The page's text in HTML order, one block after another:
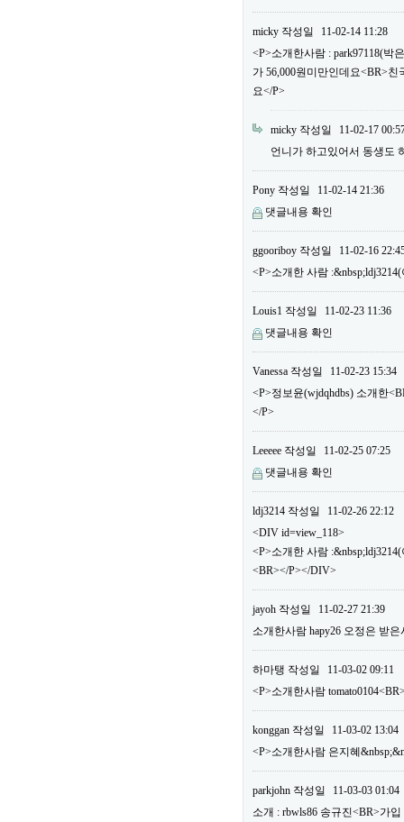
micky 작성일
11-02-14 11:28
<P>소개한사람 : park97118(박
가 56,000원미만인데요<BR>
요</P>
micky 작성일
11-02-17
언니가 하고있어서 동생도
Pony 작성일
11-02-14 21:36
댓글내용 확인
ggooriboy 작성일
11-02-16
<P>소개한 사람
Louis1 작성일
11-02-23 11:36
댓글내용 확인
Vanessa 작성일
11-02-23 15:34
<P>정보윤(wjdqhdbs) 소개한
</P>
Leeeee 작성일
11-02-25 07:25
댓글내용 확인
ldj3214 작성일
11-02-26 22:12
<DIV id=view_118>
<P>소개한 사람
<BR></P></DIV>
jayoh 작성일
11-02-27 21:39
소개한사람 hapy26 오정은 받
하마탱 작성일
11-03-02 09:11
<P>소개한사람
konggan 작성일
11-03-02 13:04
<P>소개한사람 은지혜
parkjohn 작성일
11-03-03 01:04
소개 : rbwls86 송규진<BR>가